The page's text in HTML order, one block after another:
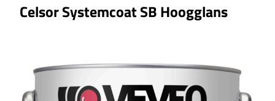
Celsor Systemcoat SB Hoogglans